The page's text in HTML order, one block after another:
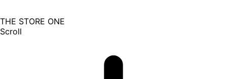
THE STORE ONE
Scroll